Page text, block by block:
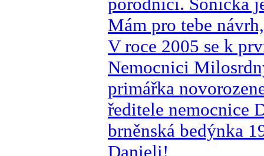
Mám pro tebe
V roce 2005 se k
Nemocnici
primářka
ředitele nemocnice
brněnská bedýnka
Danieli!